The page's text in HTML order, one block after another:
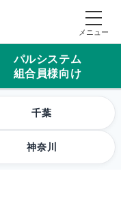
パルシステム
組合員様向け
千葉
神奈川